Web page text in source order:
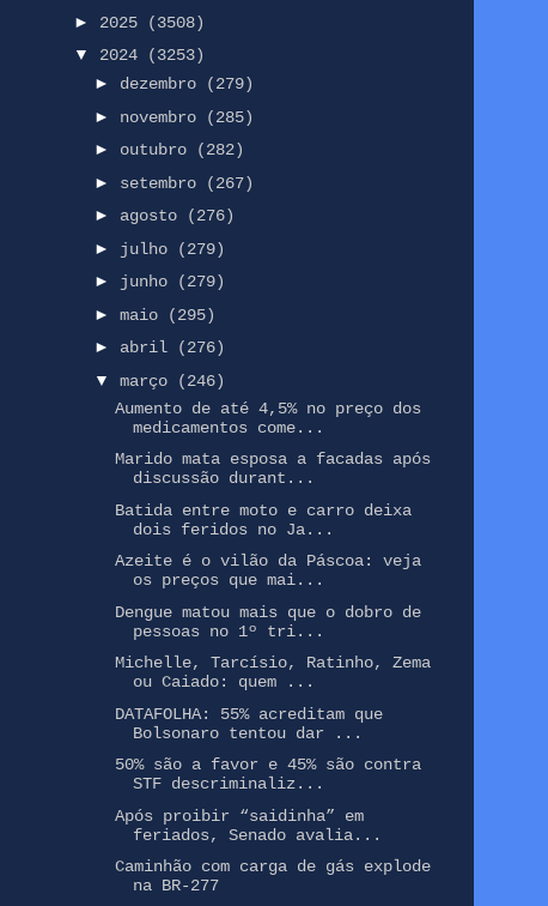
► 2025
(3508)
▼ 2024
(3253)
► dezembro
(279)
► novembro
(285)
► outubro
(282)
► setembro
(267)
► agosto
(276)
► julho
(279)
► junho
(279)
► maio
(295)
► abril
(276)
▼ março
(246)
Aumento de até 4,5% no preço dos
medicamentos come...
Marido mata esposa a facadas após
discussão durant...
Batida entre moto e carro deixa
dois feridos no Ja...
Azeite é o vilão da Páscoa: veja
os preços que mai...
Dengue matou mais que o dobro de
pessoas no 1º tri...
Michelle, Tarcísio, Ratinho, Zema
ou Caiado: quem ...
DATAFOLHA: 55% acreditam que
Bolsonaro tentou dar ...
50% são a favor e 45% são contra
STF descriminaliz...
Após proibir “saidinha” em
feriados, Senado avalia...
Caminhão com carga de gás explode
na BR-277